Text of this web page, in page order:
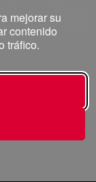
mejorar su
contenido
tráfico.